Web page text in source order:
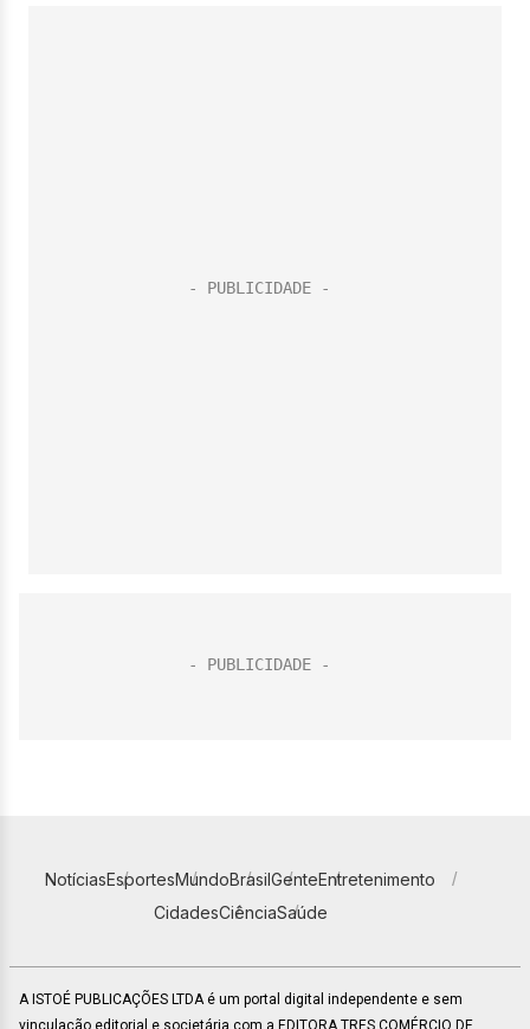
NotíciasEsportesMundoBrasilGenteEntretenimento
CidadesCiênciaSaúde
A ISTOÉ PUBLICAÇÕES LTDA é um portal digital independente e sem
vinculação editorial e societária com a EDITORA TRES COMÉRCIO DE